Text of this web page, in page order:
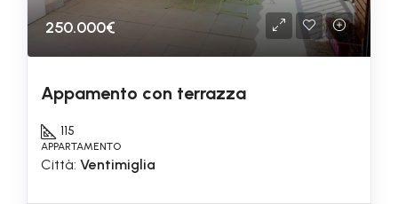
250.000€
Appamento con terrazza
115
APPARTAMENTO
Città: Ventimiglia